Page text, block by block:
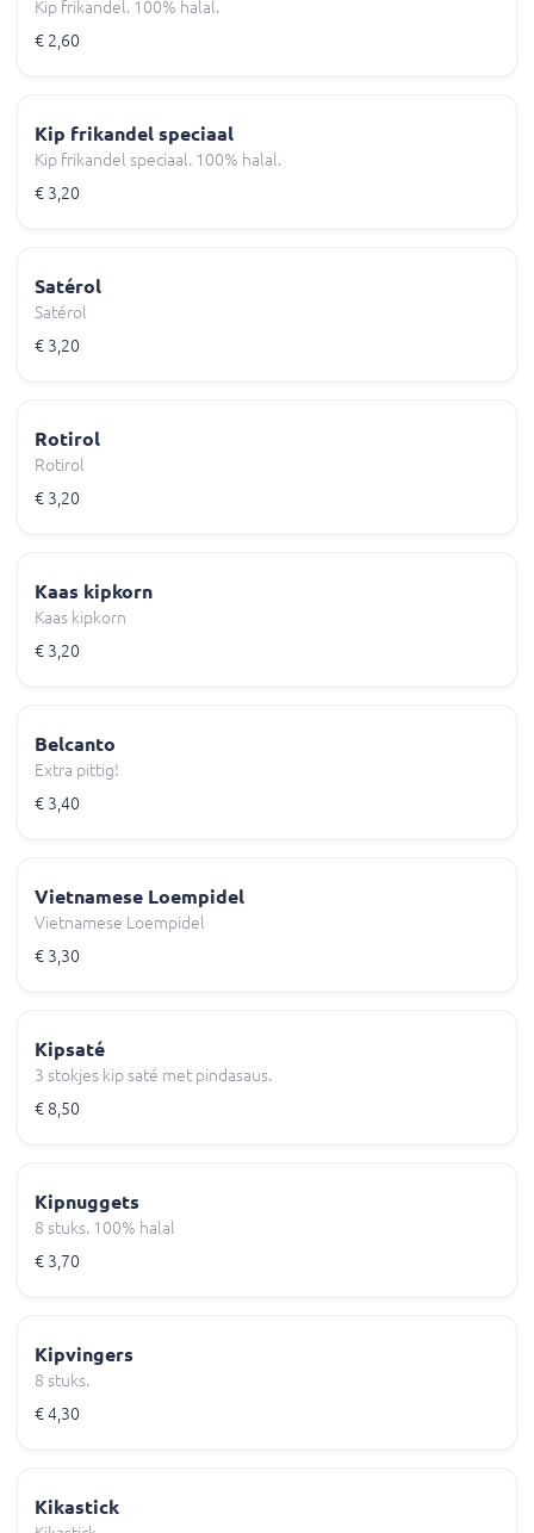
Kip frikandel. 100% halal.
€ 2,60
Kip frikandel speciaal
Kip frikandel speciaal. 100% halal.
€ 3,20
Satérol
Satérol
€ 3,20
Rotirol
Rotirol
€ 3,20
Kaas kipkorn
Kaas kipkorn
€ 3,20
Belcanto
Extra pittig!
€ 3,40
Vietnamese Loempidel
Vietnamese Loempidel
€ 3,30
Kipsaté
3 stokjes kip saté met pindasaus.
€ 8,50
Kipnuggets
8 stuks. 100% halal
€ 3,70
Kipvingers
8 stuks.
€ 4,30
Kikastick